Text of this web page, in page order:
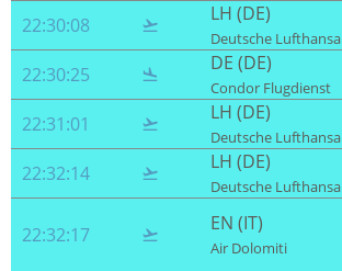
22:30:08  LH (DE)
Deutsche Lufthansa
22:30:25  DE (DE)
Condor Flugdienst
22:31:01  LH (DE)
Deutsche Lufthansa
22:32:14  LH (DE)
Deutsche Lufthansa
22:32:17  EN (IT)
Air Dolomiti